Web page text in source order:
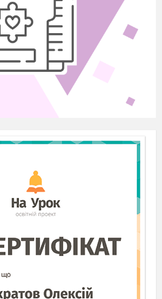
характеристику організму за